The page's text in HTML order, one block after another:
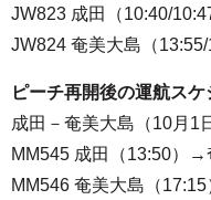
JW823 成田（10:40/
JW824 奄美大島（
ピーチ再開後の運航スケ
成田－奄美大島（10月1
MM545 成田（13:50）→
MM546 奄美大島（